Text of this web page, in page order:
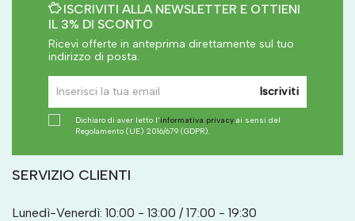
ISCRIVITI ALLA NEWSLETTER E OTTIENI
IL 3% DI SCONTO
Ricevi offerte in anteprima direttamente sul tuo
indirizzo di posta.
Iscriviti
Dichiaro di aver letto l'informativa privacy ai sensi del
Regolamento (UE) 2016/679 (GDPR).
SERVIZIO CLIENTI
Lunedì-Venerdì: 10:00 - 13:00 / 17:00 - 19:30